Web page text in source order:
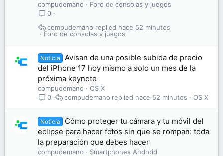
compudemano
Foro de consolas y juegos
0
Foro de consolas y juegos
hace 52 minutos
compudemano
Noticia
Avisan de una posible subida de precio
del iPhone 17 hoy mismo a solo un mes de la
próxima keynote
compudemano
OS X
0
OS X
hace 52 minutos
compudemano
Noticia
Cómo proteger tu cámara y tu móvil del
eclipse para hacer fotos sin que se rompan: toda
la preparación que debes hacer
compudemano
Smartphones Android